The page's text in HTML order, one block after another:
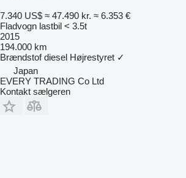
7.340 US$ ≈ 47.490 kr. ≈ 6.353 €
Fladvogn lastbil < 3.5t
2015
194.000 km
Brændstof diesel Højrestyret ✓
Japan
EVERY TRADING Co Ltd
Kontakt sælgeren